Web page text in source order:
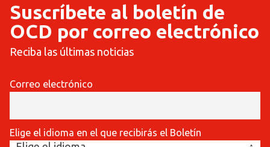
Suscríbete al boletín de
OCD por correo electrónico
Reciba las últimas noticias
Correo electrónico
Elige el idioma en el que recibirás el Boletín